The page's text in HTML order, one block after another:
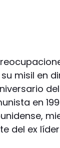
misil en
en
del ex